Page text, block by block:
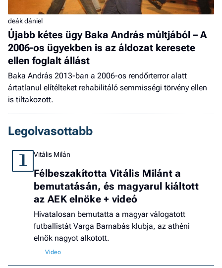
deák dániel
Újabb kétes ügy Baka András múltjából – A
2006-os ügyekben is az áldozat keresete
ellen foglalt állást
Baka András 2013-ban a 2006-os rendőrterror alatt
ártatlanul elítélteket rehabilitáló semmisségi törvény ellen
is tiltakozott.
Legolvasottabb
1 Vitális Milán
Félbeszakította Vitális Milánt a
bemutatásán, és magyarul kiáltott
az AEK elnöke + videó
Hivatalosan bemutatta a magyar válogatott
futballistát Varga Barnabás klubja, az athéni
elnök nagyot alkotott.